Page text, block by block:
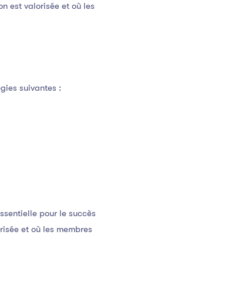
est valorisée et où les
suivantes :
pour le succès
et où les membres